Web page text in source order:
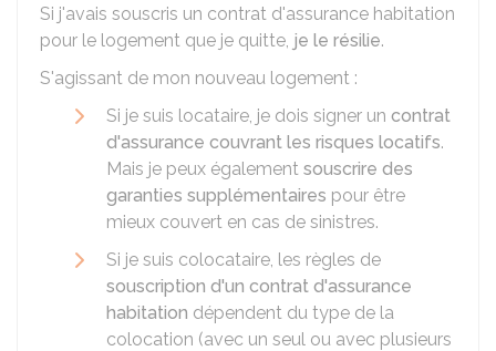
Si j'avais souscris un contrat d'assurance habitation
pour le logement que je quitte, je le résilie.
S'agissant de mon nouveau logement :
Si je suis locataire, je dois signer un contrat
d'assurance couvrant les risques locatifs.
Mais je peux également souscrire des
garanties supplémentaires pour être
mieux couvert en cas de sinistres.
Si je suis colocataire, les règles de
souscription d'un contrat d'assurance
habitation dépendent du type de la
colocation (avec un seul ou avec plusieurs